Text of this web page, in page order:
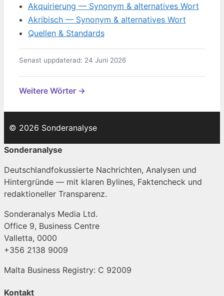
Akquirierung — Synonym & alternatives Wort
Akribisch — Synonym & alternatives Wort
Quellen & Standards
Senast uppdaterad: 24 Juni 2026
Weitere Wörter →
© 2026 Sonderanalyse
Sonderanalyse
Deutschlandfokussierte Nachrichten, Analysen und
Hintergründe — mit klaren Bylines, Faktencheck und
redaktioneller Transparenz.
Sonderanalys Media Ltd.
Office 9, Business Centre
Valletta, 0000
+356 2138 9009
Malta Business Registry: C 92009
Kontakt